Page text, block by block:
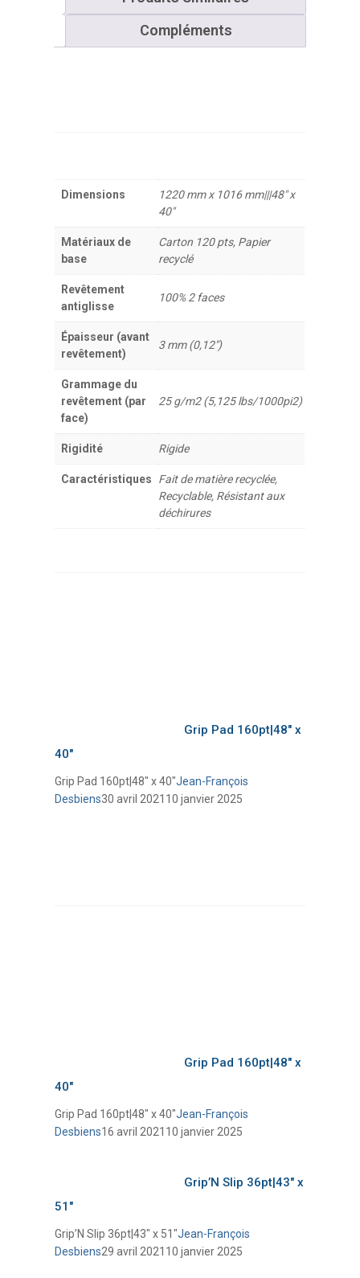
Compléments
Dimensions
1220 mm x 1016 mm|||48" x
40"
Matériaux de
base
Carton 120 pts, Papier
recyclé
Revêtement
antiglisse
100% 2 faces
Épaisseur (avant
revêtement)
3 mm (0,12")
Grammage du
revêtement (par
face)
25 g/m2 (5,125 lbs/1000pi2)
Rigidité Rigide
Caractéristiques
Fait de matière recyclée,
Recyclable, Résistant aux
déchirures
Grip Pad 160pt|48″ x
40″
Grip Pad 160pt|48″ x 40″Jean-François
Desbiens30 avril 2021 10 janvier 2025
Grip Pad 160pt|48″ x
40″
Grip Pad 160pt|48″ x 40″Jean-François
Desbiens16 avril 2021 10 janvier 2025
Grip’N Slip 36pt|43″ x
51″
Grip’N Slip 36pt|43″ x 51″Jean-François
Desbiens29 avril 2021 10 janvier 2025